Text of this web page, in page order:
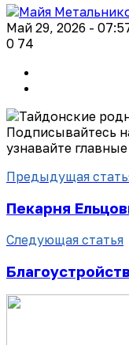
Май 29, 2026 -
0 74
Подписывайтесь
узнавайте
Предыдущая
Пекарня
Следующая статья